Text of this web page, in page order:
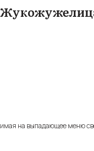
на выпадающее меню